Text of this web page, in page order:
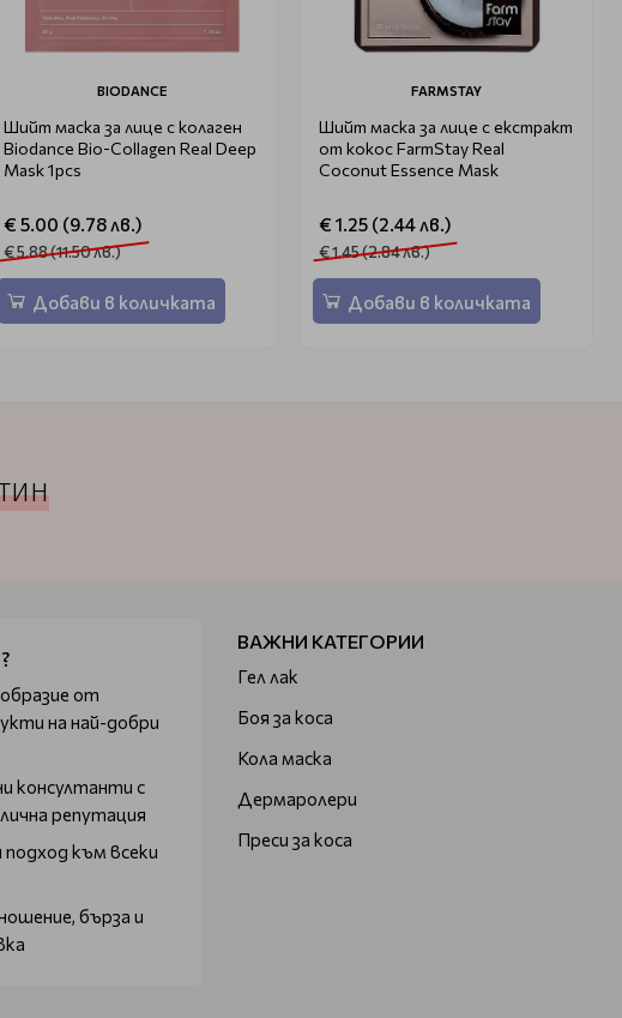
BIODANCE
Шийт маска за лице с колаген
Biodance Bio-Collagen Real Deep
Mask 1pcs
€ 5.00 (9.78 лв.)
€ 5.88 (11.50 лв.)
Добави в количката
FARMSTAY
Шийт маска за лице с екстракт
от кокос FarmStay Real
Coconut Essence Mask
€ 1.25 (2.44 лв.)
€ 1.45 (2.84 лв.)
Добави в количката
от
на най-добри
консултанти с
репутация
подход към всеки
бърза и
ВАЖНИ КАТЕГОРИИ
Гел лак
Боя за коса
Кола маска
Дермаролери
Преси за коса